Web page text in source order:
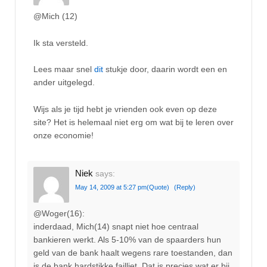
@Mich (12)
Ik sta versteld.
Lees maar snel dit stukje door, daarin wordt een en
ander uitgelegd.
Wijs als je tijd hebt je vrienden ook even op deze
site? Het is helemaal niet erg om wat bij te leren over
onze economie!
Niek says:
May 14, 2009 at 5:27 pm(Quote) (Reply)
@Woger(16):
inderdaad, Mich(14) snapt niet hoe centraal
bankieren werkt. Als 5-10% van de spaarders hun
geld van de bank haalt wegens rare toestanden, dan